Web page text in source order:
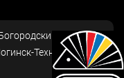
г.
Технопарк»,